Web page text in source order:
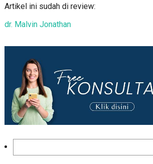
Artikel ini sudah di review:
dr. Malvin Jonathan